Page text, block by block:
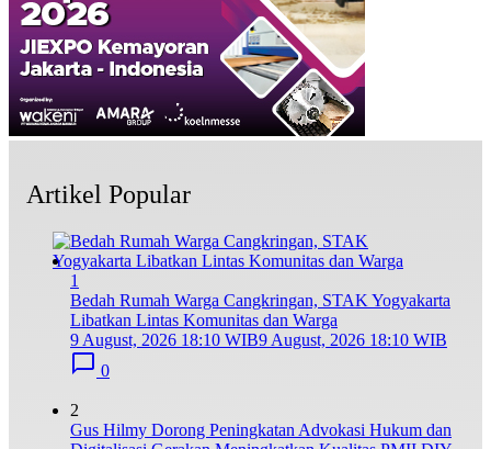
Artikel Popular
1
Bedah Rumah Warga Cangkringan, STAK Yogyakarta
Libatkan Lintas Komunitas dan Warga
9 August, 2026 18:10 WIB9 August, 2026 18:10 WIB
0
2
Gus Hilmy Dorong Peningkatan Advokasi Hukum dan